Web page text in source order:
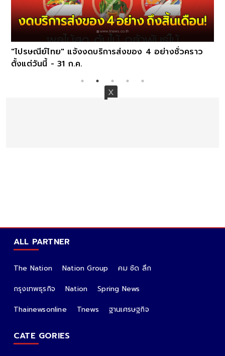
"ไปรษณีย์ไทย" แจ้งงดบริการส่งของ 4 อย่างชั่วคราว
ตั้งแต่วันนี้ - 31 ก.ค.
ALL PARTNER
The Nation Nation Group
คม ชัด ลึก
กรุงเทพธุรกิจ
Nation
Spring News
Thainewsonline
Tnews ฐานเศรษฐกิจ
CATE GORIES